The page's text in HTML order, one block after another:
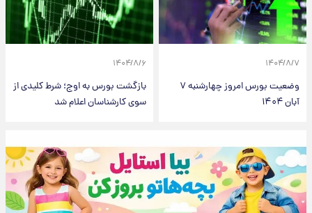
۱۴۰۴/۸/۷
وضعیت بورس امروز چهارشنبه ۷
آبان ۱۴۰۴
۱۴۰۴/۸/۶
بازگشت بورس به اوج؛ شرط کلیدی از
سوی کارشناسان اعلام شد